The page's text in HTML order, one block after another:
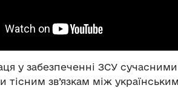
у забезпеченні ЗСУ
тісним зв’язкам між